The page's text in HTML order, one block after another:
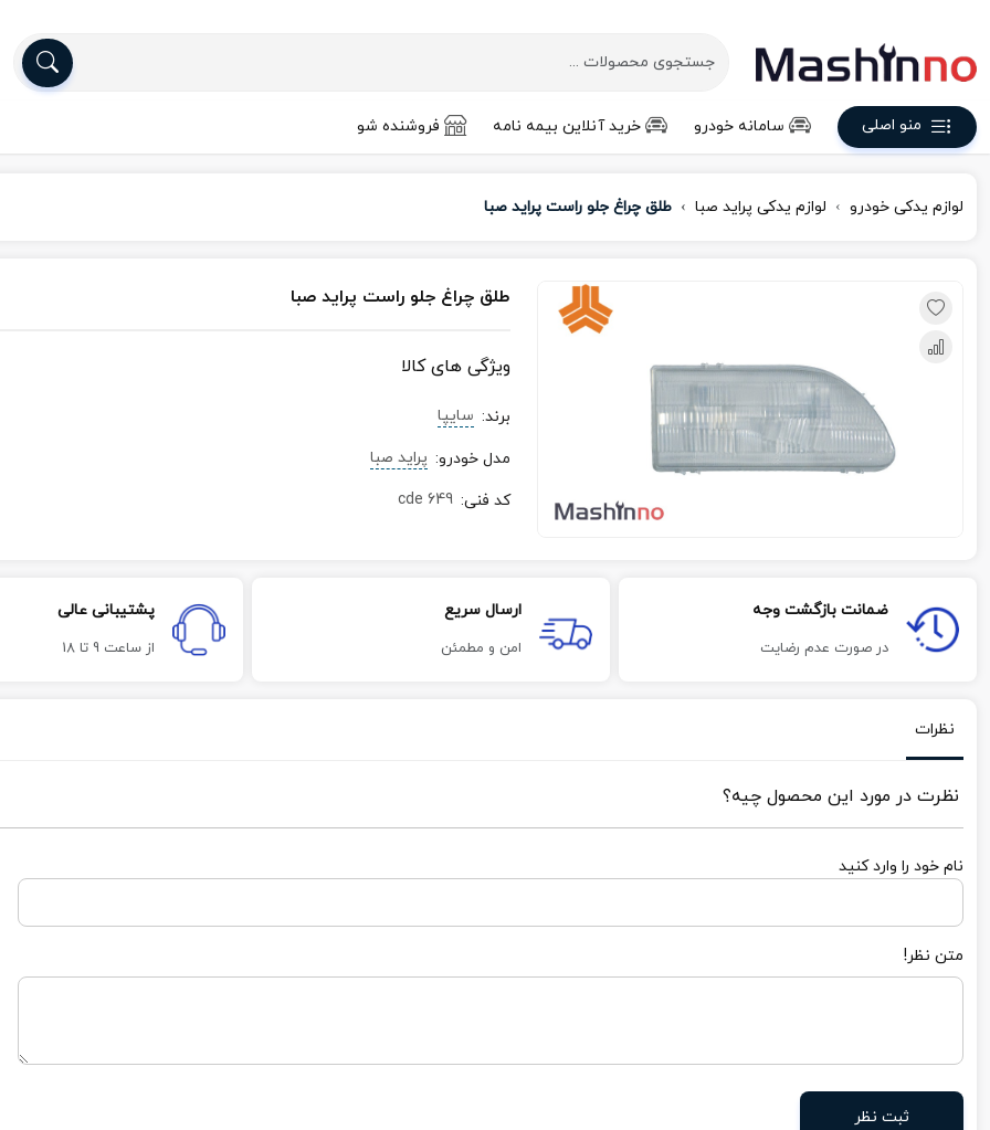
منو اصلی سامانه خودرو خرید آنلاین بیمه نامه فروشنده شو
لوازم یدکی خودرو لوازم یدکی پراید صبا طلق چراغ جلو راست پراید صبا
طلق چراغ جلو راست پراید صبا
ویژگی های کالا
برند: سایپا
مدل خودرو: پراید صبا
کد فنی:
cde 649
ضمانت بازگشت وجه
در صورت عدم رضایت
ارسال سریع
امن و مطمئن
پشتیبانی عالی
از ساعت 9 تا 18
نظرات
نظرت در مورد این محصول چیه؟
نام خود را وارد کنید
متن نظر!
ثبت نظر